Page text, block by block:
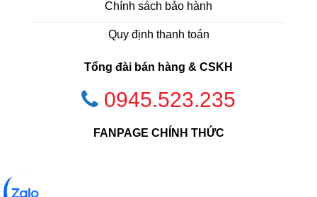
Chính sách bảo hành
Quy định thanh toán
Tổng đài bán hàng & CSKH
0945.523.235
FANPAGE CHÍNH THỨC